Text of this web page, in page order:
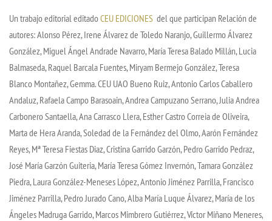
Un trabajo editorial editadoCEU EDICIONES del que participan Relación de
autores: Alonso Pérez, Irene Álvarez de Toledo Naranjo, Guillermo Álvarez
González, Miguel Ángel Andrade Navarro, María Teresa Balado Millán, Lucia
Balmaseda, Raquel Barcala Fuentes, Miryam Bermejo González, Teresa
Blanco Montañez, Gemma. CEU UAO Bueno Ruiz, Antonio Carlos Caballero
Andaluz, Rafaela Campo Barasoain, Andrea Campuzano Serrano, Julia Andrea
Carbonero Santaella, Ana Carrasco Llera, Esther Castro Correia de Oliveira,
Marta de Hera Aranda, Soledad de la Fernández del Olmo, Aarón Fernández
Reyes, Mª Teresa Fiestas Diaz, Cristina Garrido Garzón, Pedro Garrido Pedraz,
José María Garzón Guiteria, María Teresa Gómez Invernón, Tamara González
Piedra, Laura González-Meneses López, Antonio Jiménez Parrilla, Francisco
Jiménez Parrilla, Pedro Jurado Cano, Alba María Luque Álvarez, María de los
Ángeles Madruga Garrido, Marcos Mimbrero Gutiérrez, Víctor Miñano Meneres,